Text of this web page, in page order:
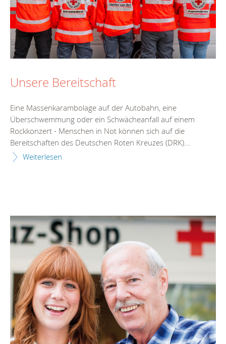
Unsere Bereitschaft
Eine Massenkarambolage auf der Autobahn, eine
Überschwemmung oder ein Schwächeanfall auf einem
Rockkonzert - Menschen in Not können sich auf die
Bereitschaften des Deutschen Roten Kreuzes (DRK)...
Weiterlesen